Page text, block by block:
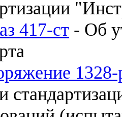
417-ст - Об
1328-